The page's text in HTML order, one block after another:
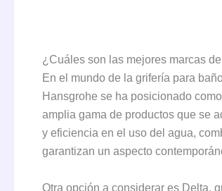
¿Cuáles son las mejores marcas
En el mundo de la grifería para
Hansgrohe se ha posicionado
amplia gama de productos que se
y eficiencia en el uso del agua,
garantizan un aspecto
Otra opción a considerar es Delta,